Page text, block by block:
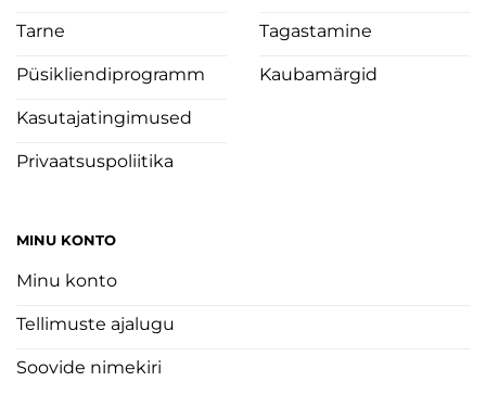
Tarne
Püsikliendiprogramm
Kasutajatingimused
Privaatsuspoliitika
Tagastamine
Kaubamärgid
MINU KONTO
Minu konto
Tellimuste ajalugu
Soovide nimekiri